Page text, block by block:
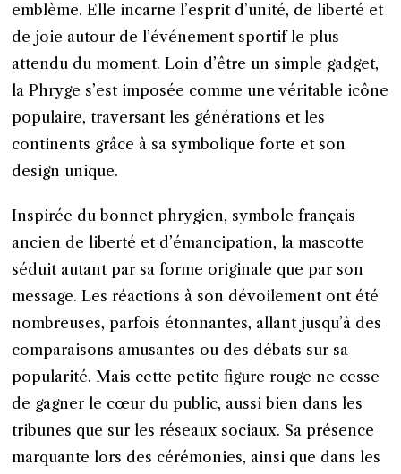
emblème. Elle incarne l’esprit d’unité, de liberté et
de joie autour de l’événement sportif le plus
attendu du moment. Loin d’être un simple gadget,
la Phryge s’est imposée comme une véritable icône
populaire, traversant les générations et les
continents grâce à sa symbolique forte et son
design unique.
Inspirée du bonnet phrygien, symbole français
ancien de liberté et d’émancipation, la mascotte
séduit autant par sa forme originale que par son
message. Les réactions à son dévoilement ont été
nombreuses, parfois étonnantes, allant jusqu’à des
comparaisons amusantes ou des débats sur sa
popularité. Mais cette petite figure rouge ne cesse
de gagner le cœur du public, aussi bien dans les
tribunes que sur les réseaux sociaux. Sa présence
marquante lors des cérémonies, ainsi que dans les